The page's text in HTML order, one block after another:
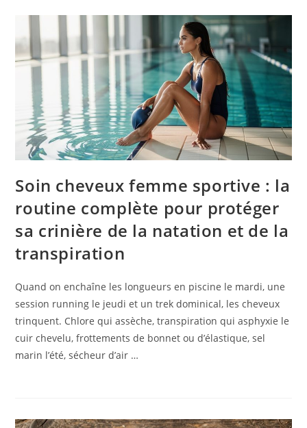
Soin cheveux femme sportive : la
routine complète pour protéger
sa crinière de la natation et de la
transpiration
Quand on enchaîne les longueurs en piscine le mardi, une
session running le jeudi et un trek dominical, les cheveux
trinquent. Chlore qui assèche, transpiration qui asphyxie le
cuir chevelu, frottements de bonnet ou d’élastique, sel
marin l’été, sécheur d’air …